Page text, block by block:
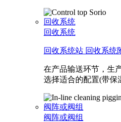
回收系统
回收系统
回收系统站 回收系统
在产品输送环节，生
选择适合的配置(带保
阀阵或阀组
阀阵或阀组